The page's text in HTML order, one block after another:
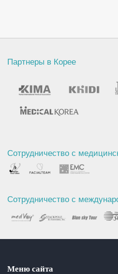
Партнеры в Корее
Сотрудничество с
Сотрудничество с
Меню сайта